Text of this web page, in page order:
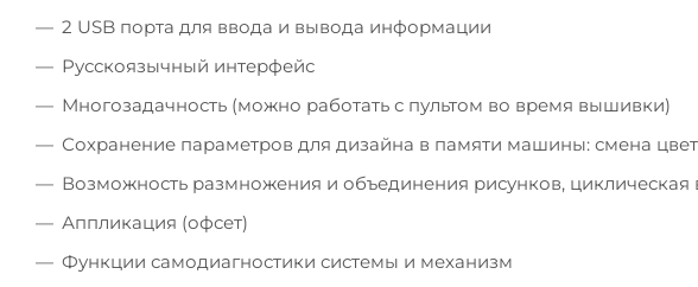
2 USB порта для ввода и вывода информации
Русскоязычный интерфейс
Многозадачность (можно работать с пультом во время вышивки)
Сохранение параметров для дизайна в памяти машины: смена
Возможность размножения и объединения рисунков,
Аппликация (офсет)
Функции самодиагностики системы и механизм